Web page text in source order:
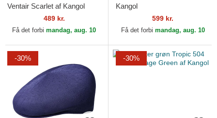
Ventair Scarlet af Kangol
489 kr.
Få det forbi mandag, aug. 10
Kangol
599 kr.
Få det forbi mandag, aug. 10
-30% -30%